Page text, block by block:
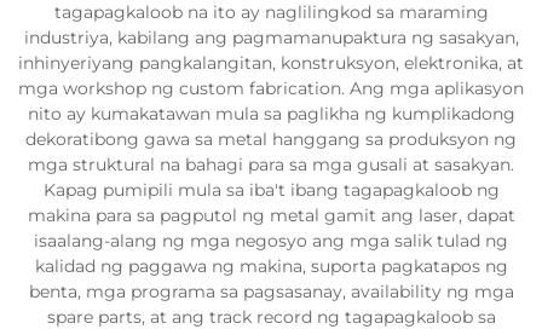
tagapagkaloob na ito ay naglilingkod sa maraming
industriya, kabilang ang pagmamanupaktura ng sasakyan,
inhinyeriyang pangkalangitan, konstruksyon, elektronika, at
mga workshop ng custom fabrication. Ang mga aplikasyon
nito ay kumakatawan mula sa paglikha ng kumplikadong
dekoratibong gawa sa metal hanggang sa produksyon ng
mga struktural na bahagi para sa mga gusali at sasakyan.
Kapag pumipili mula sa iba't ibang tagapagkaloob ng
makina para sa pagputol ng metal gamit ang laser, dapat
isaalang-alang ng mga negosyo ang mga salik tulad ng
kalidad ng paggawa ng makina, suporta pagkatapos ng
benta, mga programa sa pagsasanay, availability ng mga
spare parts, at ang track record ng tagapagkaloob sa